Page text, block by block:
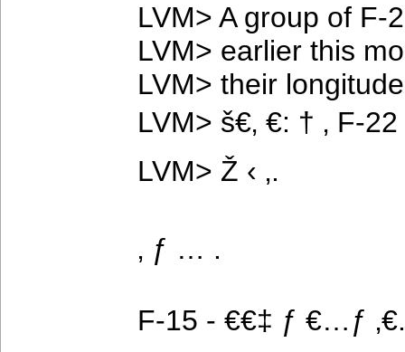
LVM> A group of F-
LVM> earlier this
LVM> their
LVM> š€‚ €: † ‚ F-
LVM> Ž ‹ ‚.
‚ ƒ … .
F-15 - €€‡ ƒ €…ƒ ‚€.